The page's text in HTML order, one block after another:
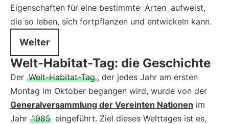
Eigenschaften für eine bestimmte Arten aufweist,
die so leben, sich fortpflanzen und entwickeln kann.
Weiter
Welt-Habitat-Tag: die Geschichte
Der Welt-Habitat-Tag , der jedes Jahr am ersten
Montag im Oktober begangen wird, wurde von der
Generalversammlung der Vereinten Nationen im
Jahr 1985 eingeführt. Ziel dieses Welttages ist es,